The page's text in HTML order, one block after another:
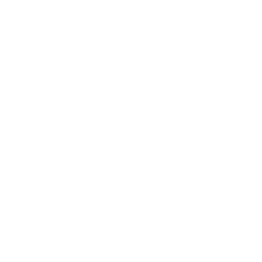
き作成されるも
です。
ありません。
です。
ず変更すること
) : 1000ppm、
、
、取り引きをい